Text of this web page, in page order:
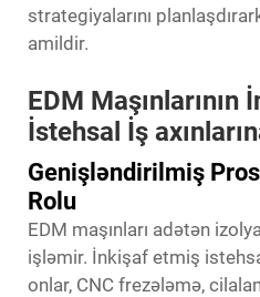
strategiyalarını
amildir.
EDM Maşınlarının
İstehsal İş
Genişləndirilmiş
Rolu
EDM maşınları adətən
işləmir. İnkişaf etmiş
onlar, CNC frezələmə,